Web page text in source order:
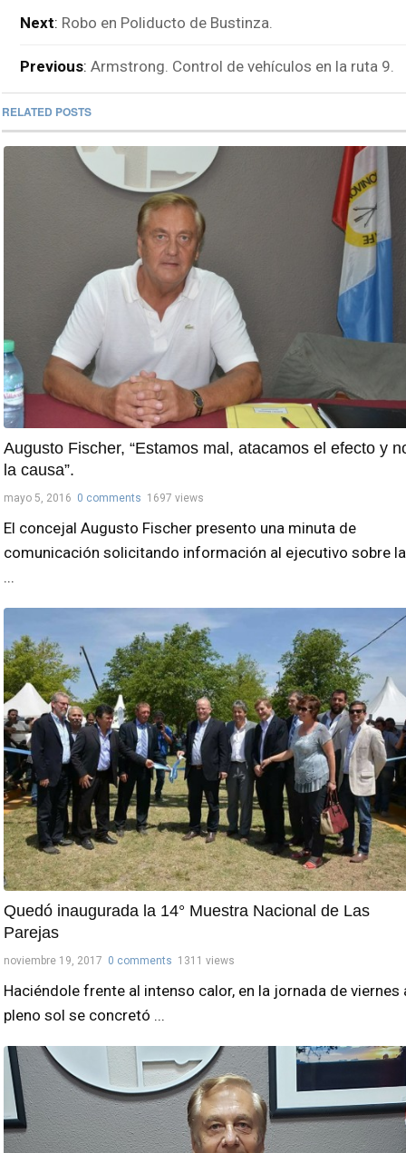
Next: Robo en Poliducto de Bustinza.
Previous: Armstrong. Control de vehículos en la ruta 9.
RELATED POSTS
Augusto Fischer, “Estamos mal, atacamos el efecto y
la causa”.
mayo 5, 2016 0 comments 1697 views
El concejal Augusto Fischer presento una minuta de
comunicación solicitando información al ejecutivo sobre la
...
Quedó inaugurada la 14° Muestra Nacional de Las
Parejas
noviembre 19, 2017 0 comments 1311 views
Haciéndole frente al intenso calor, en la jornada de viernes
pleno sol se concretó ...